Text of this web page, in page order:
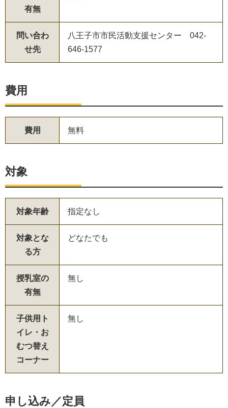
有無
問い合わ
せ先
八王子市市民活動支援センター 042-
646-1577
費用
費用 無料
対象
対象年齢 指定なし
対象とな
る方
どなたでも
授乳室の
有無
無し
子供用ト
イレ・お
むつ替え
コーナー
無し
申し込み／定員